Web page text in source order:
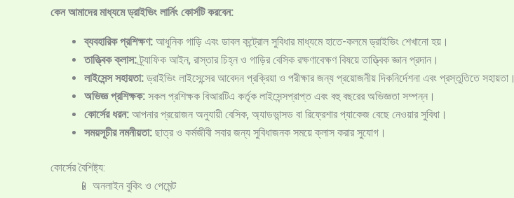
কেন আমাদের মাধ্যমে ড্রাইভিং লার্নিং কোর্সটি করবেন:
ব্যবহারিক প্রশিক্ষণ: আধুনিক গাড়ি এবং ডাবল কন্ট্রোল সুবিধার মাধ্যমে হাতে-কলমে ড্রাইভিং শেখানো হয়।
তাত্ত্বিক ক্লাস:ট্র্যাফিক আইন, রাস্তার চিহ্ন ও গাড়ির বেসিক রক্ষণাবেক্ষণ বিষয়ে তাত্ত্বিক জ্ঞান প্রদান।
লাইসেন্স সহায়তা:ড্রাইভিং লাইসেন্সের আবেদন প্রক্রিয়া ও পরীক্ষার জন্য প্রয়োজনীয় দিকনির্দেশনা এবং প্রস্তুতিতে সহায়তা।
অভিজ্ঞ প্রশিক্ষক: সকল প্রশিক্ষক বিআরটিএ কর্তৃক লাইসেন্সপ্রাপ্ত এবং বহু বছরের অভিজ্ঞতা সম্পন্ন।
কোর্সের ধরন: আপনার প্রয়োজন অনুযায়ী বেসিক, অ্যাডভান্সড বা রিফ্রেশার প্যাকেজ বেছে নেওয়ার সুবিধা।
সময়সূচীর নমনীয়তা: ছাত্র ও কর্মজীবী সবার জন্য সুবিধাজনক সময়ে ক্লাস করার সুযোগ।
কোর্সের বৈশিষ্ট্য:
📱 অনলাইন বুকিং ও পেমেন্ট